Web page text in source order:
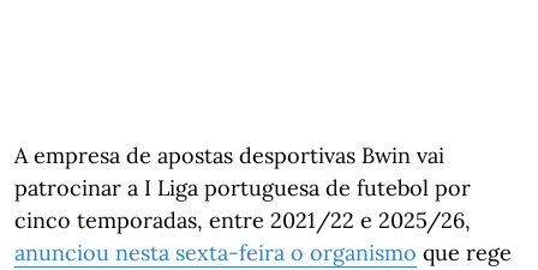
A empresa de apostas desportivas Bwin vai
patrocinar a I Liga portuguesa de futebol por
cinco temporadas, entre 2021/22 e 2025/26,
anunciou nesta sexta-feira o organismo que rege